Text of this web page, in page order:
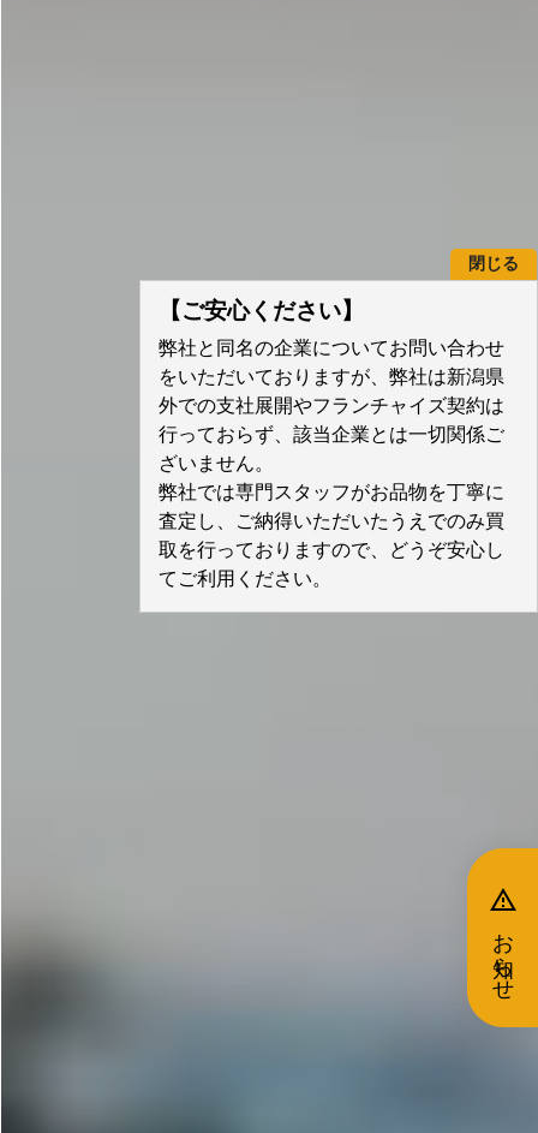
report_problem
お知らせ
閉じる
【ご安心ください】
弊社と同名の企業についてお問い合わせ
をいただいておりますが、弊社は新潟県
外での支社展開やフランチャイズ契約は
行っておらず、該当企業とは一切関係ご
ざいません。
弊社では専門スタッフがお品物を丁寧に
査定し、ご納得いただいたうえでのみ買
取を行っておりますので、どうぞ安心し
てご利用ください。